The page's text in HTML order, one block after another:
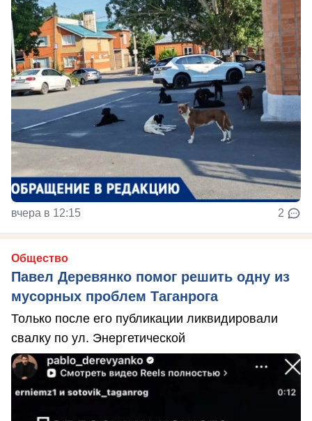
вчера в 12:15 2
Общество
Павел Деревянко помог решить одну из
мусорных проблем Таганрога
Только после его публикации ликвидировали
свалку по ул. Энергетической